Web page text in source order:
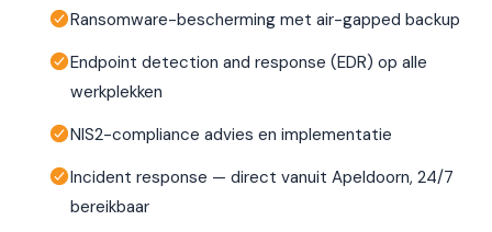
Ransomware-bescherming met air-gapped backup
Endpoint detection and response (EDR) op alle
werkplekken
NIS2-compliance advies en implementatie
Incident response — direct vanuit Apeldoorn, 24/7
bereikbaar